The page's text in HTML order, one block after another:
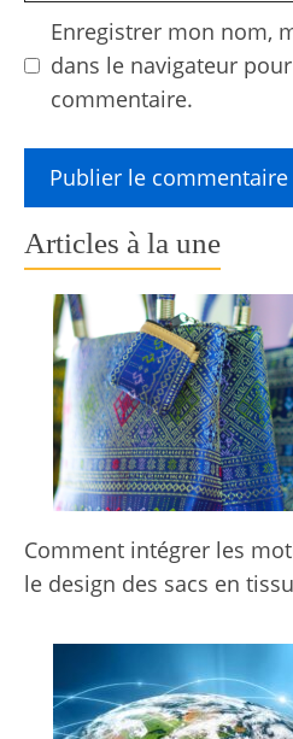
Enregistrer mon nom,
dans le navigateur
commentaire.
Articles à la une
Comment intégrer les
le design des sacs en